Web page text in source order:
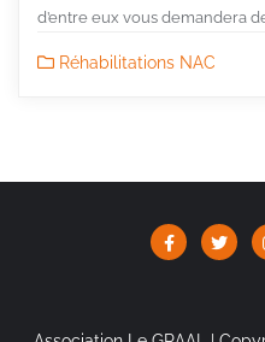
d’entre eux vous demandera
Réhabilitations NAC